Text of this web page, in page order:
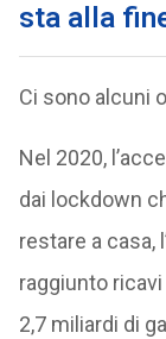
sta alla
Ci sono alcuni
Nel 2020,
dai lockdown
restare a casa,
raggiunto
2,7 miliardi di